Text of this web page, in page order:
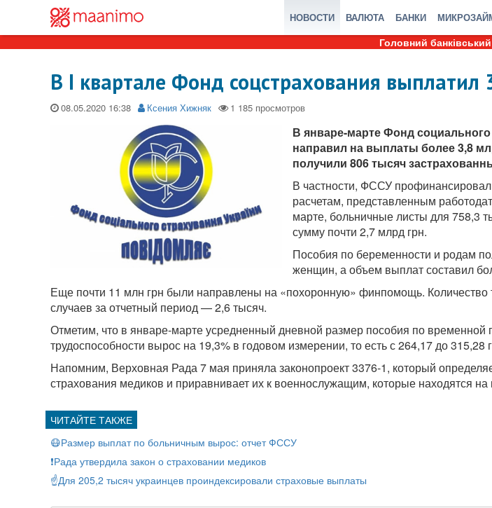
НОВОСТИ ВАЛЮТА БАНКИ
Головний
В I квартале Фонд соцстрахования выплатил
08.05.2020 Ксения Хижняк
В январе-марте Фонд
направил на выплаты более 3,8
получили 806 тысяч
В частности, ФССУ
расчетам, представленным
марте, больничные листы для 758,3
сумму почти 2,7 млрд грн.
Пособия по беременности и родам
женщин, а объем выплат составил
Еще почти 11 млн грн были направлены на «похоронную» финпомощь. Количество
случаев за отчетный период — 2,6 тысяч.
Отметим, что в январе-марте усредненный дневной размер пособия по временной
трудоспособности вырос на 19,3% в годовом измерении, то есть с 264,17 до 315,28
Напомним, Верховная Рада 7 мая приняла законопроект 3376-1, который
страхования медиков и приравнивает их к военнослужащим, которые находятся на
😷Размер выплат по больничным вырос: отчет ФССУ
❗️Рада утвердила закон о страховании медиков
☝️Для 205,2 тысяч украинцев проиндексировали страховые выплаты